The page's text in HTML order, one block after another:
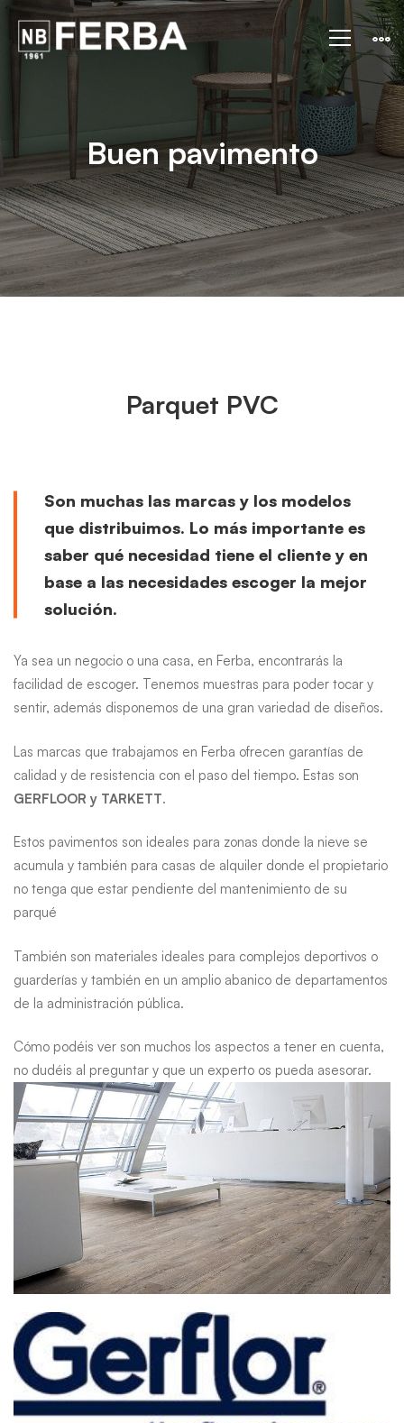
Parquet
PVC
Buen pavimento
Parquet PVC
Son muchas las marcas y los modelos
que distribuimos. Lo más importante es
saber qué necesidad tiene el cliente y en
base a las necesidades escoger la mejor
solución.
Ya sea un negocio o una casa, en Ferba, encontrarás la
facilidad de escoger. Tenemos muestras para poder tocar y
sentir, además disponemos de una gran variedad de diseños.
Las marcas que trabajamos en Ferba ofrecen garantías de
calidad y de resistencia con el paso del tiempo. Estas son
GERFLOOR y TARKETT.
Estos pavimentos son ideales para zonas donde la nieve se
acumula y también para casas de alquiler donde el propietario
no tenga que estar pendiente del mantenimiento de su
parqué
También son materiales ideales para complejos deportivos o
guarderías y también en un amplio abanico de departamentos
de la administración pública.
Cómo podéis ver son muchos los aspectos a tener en cuenta,
no dudéis al preguntar y que un experto os pueda asesorar.